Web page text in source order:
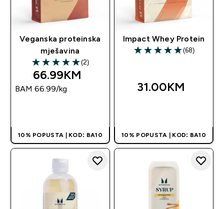
Veganska proteinska
mješavina
5 out of 5 stars
(2)
66.99KM‎
BAM 66.99‎/kg
10% POPUSTA | KOD: BA10
Impact Whey Protein
4.91 out of 5 stars
(68)
31.00KM‎
10% POPUSTA | KOD: BA10